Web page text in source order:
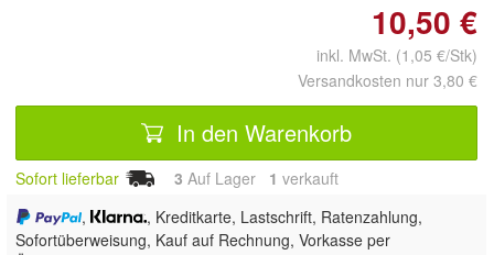
10,50 €
inkl. MwSt. (1,05 €/Stk)
Versandkosten nur 3,80 €
In den Warenkorb
Sofort lieferbar 3 Auf Lager 1 verkauft
,
, Kreditkarte, Lastschrift, Ratenzahlung,
Sofortüberweisung, Kauf auf Rechnung, Vorkasse per